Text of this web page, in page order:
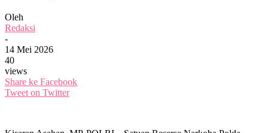
Oleh
Redaksi
-
14 Mei 2026
40
views
Share ke Facebook
Tweet on Twitter